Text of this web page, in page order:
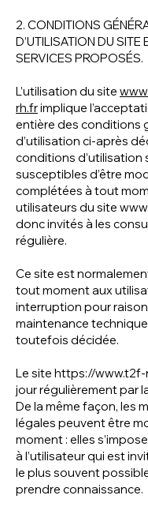
2. CONDITIONS
D’UTILISATION DU SITE
SERVICES PROPOSÉS.
L’utilisation du site
rh.frimplique
entière des conditions
d’utilisation ci-après
conditions d’utilisation
susceptibles d’être
complétées à tout
utilisateurs du site
donc invités à les
régulière.
Ce site est
tout moment aux
interruption pour
maintenance
toutefois décidée.
Le site https://www.t2f-
jour régulièrement par
De la même façon, les
légales peuvent être
moment : elles
à l’utilisateur qui est
le plus souvent
prendre connaissance.